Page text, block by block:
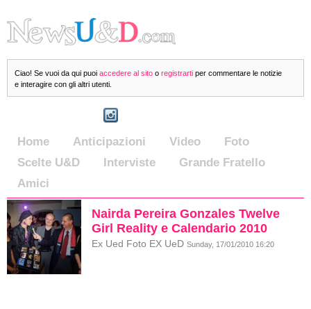
Ciao! Se vuoi da qui puoi accedere al sito o registrarti per commentare le notizie
e interagire con gli altri utenti.
Home Anticipazioni Video
Foto
Scelte U&D
Interviste
Grande Fratello
Amici
Nairda Pereira Gonzales Twelve
Girl Reality e Calendario 2010
Ex Ued Foto EX UeD Sunday, 17/01/2010 16:20